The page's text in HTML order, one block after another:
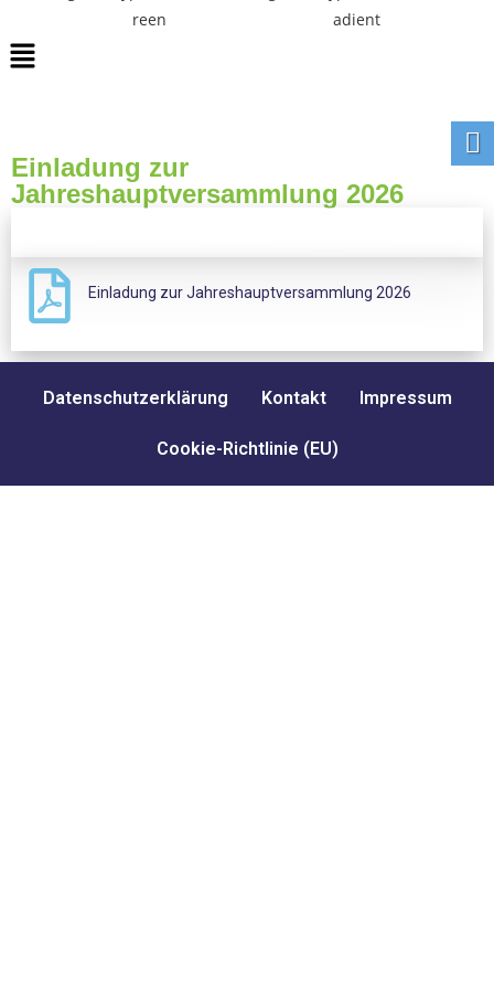
Einladung zur
Jahreshauptversammlung 2026
Einladung zur Jahreshauptversammlung 2026
Datenschutzerklärung Kontakt Impressum
Cookie-Richtlinie (EU)